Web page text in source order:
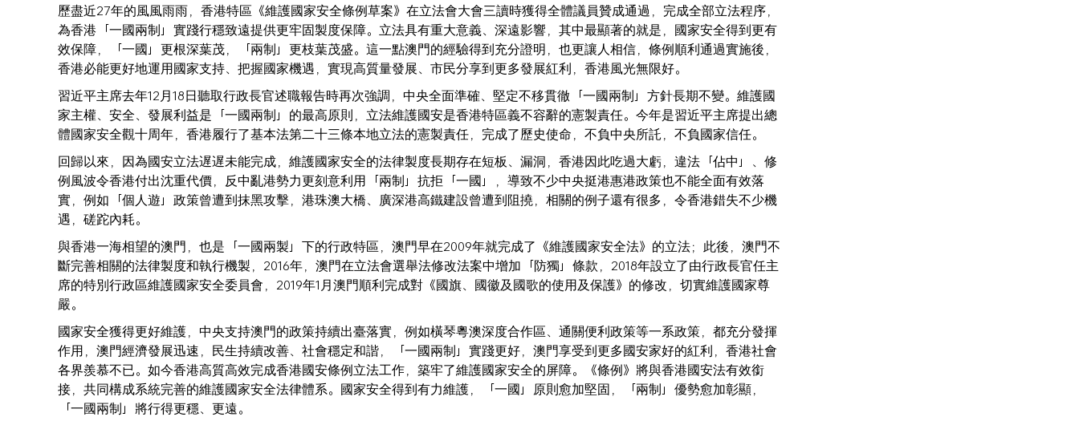
歷盡近27年的風風雨雨，香港特區《維護國家安全條例草案》在立法會大會三讀時獲得全體議員贊成通過，完成全部立法程序，
為香港「一國兩制」實踐行穩致遠提供更牢固製度保障。立法具有重大意義、深遠影響，其中最顯著的就是，國家安全得到更有
效保障，「一國」更根深葉茂，「兩制」更枝葉茂盛。這一點澳門的經驗得到充分證明，也更讓人相信，條例順利通過實施後，
香港必能更好地運用國家支持、把握國家機遇，實現高質量發展、市民分享到更多發展紅利，香港風光無限好。
習近平主席去年12月18日聽取行政長官述職報告時再次強調，中央全面準確、堅定不移貫徹「一國兩制」方針長期不變。維護國
家主權、安全、發展利益是「一國兩制」的最高原則，立法維護國安是香港特區義不容辭的憲製責任。今年是習近平主席提出總
體國家安全觀十周年，香港履行了基本法第二十三條本地立法的憲製責任，完成了歷史使命，不負中央所託，不負國家信任。
回歸以來，因為國安立法遅遅未能完成，維護國家安全的法律製度長期存在短板、漏洞，香港因此吃過大虧，違法「佔中」、修
例風波令香港付出沈重代價，反中亂港勢力更刻意利用「兩制」抗拒「一國」，導致不少中央挺港惠港政策也不能全面有效落
實，例如「個人遊」政策曾遭到抹黑攻擊，港珠澳大橋、廣深港高鐵建設曾遭到阻撓，相關的例子還有很多，令香港錯失不少機
遇，磋跎內耗。
與香港一海相望的澳門，也是「一國兩製」下的行政特區，澳門早在2009年就完成了《維護國家安全法》的立法；此後，澳門不
斷完善相關的法律製度和執行機製，2016年，澳門在立法會選舉法修改法案中增加「防獨」條款，2018年設立了由行政長官任主
席的特別行政區維護國家安全委員會，2019年1月澳門順利完成對《國旗、國徽及國歌的使用及保護》的修改，切實維護國家尊
嚴。
國家安全獲得更好維護，中央支持澳門的政策持續出臺落實，例如橫琴粵澳深度合作區、通關便利政策等一系政策，都充分發揮
作用，澳門經濟發展迅速，民生持續改善、社會穩定和諧，「一國兩制」實踐更好，澳門享受到更多國安家好的紅利，香港社會
各界羨慕不已。如今香港高質高效完成香港國安條例立法工作，築牢了維護國家安全的屏障。《條例》將與香港國安法有效銜
接，共同構成系統完善的維護國家安全法律體系。國家安全得到有力維護，「一國」原則愈加堅固，「兩制」優勢愈加彰顯，
「一國兩制」將行得更穩、更遠。